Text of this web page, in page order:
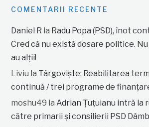
COMENTARII RECENTE
Daniel R la Radu Popa (PSD), înot
Cred că nu există dosare politice.
au alții!
Liviu la Târgoviște: Reabilitarea
continuă / trei programe de
moshu49 laAdrian Țuțuianu intră la
către primarii și consilierii PSD